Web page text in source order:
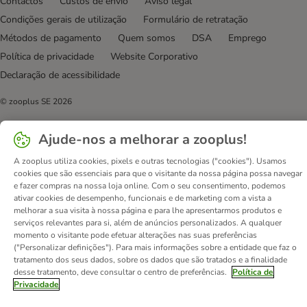
Condições gerais de utilização
Formulário de retratação
Métodos de pagamento
Quem somos DSA
Emprego
Política de privacidade
Website Corporativo
Declaração de acessibilidade
© zooplus SE 2026
Ajude-nos a melhorar a zooplus!
A zooplus utiliza cookies, pixels e outras tecnologias ("cookies"). Usamos
cookies que são essenciais para que o visitante da nossa página possa navegar
e fazer compras na nossa loja online. Com o seu consentimento, podemos
ativar cookies de desempenho, funcionais e de marketing com a vista a
melhorar a sua visita à nossa página e para lhe apresentarmos produtos e
serviços relevantes para si, além de anúncios personalizados. A qualquer
momento o visitante pode efetuar alterações nas suas preferências
("Personalizar definições"). Para mais informações sobre a entidade que faz o
tratamento dos seus dados, sobre os dados que são tratados e a finalidade
desse tratamento, deve consultar o centro de preferências.
Política de
Privacidade